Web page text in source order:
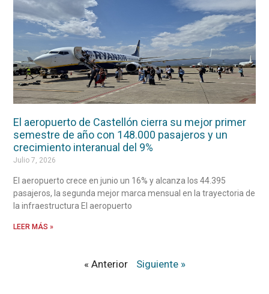
El aeropuerto de Castellón cierra su mejor primer
semestre de año con 148.000 pasajeros y un
crecimiento interanual del 9%
Julio 7, 2026
El aeropuerto crece en junio un 16% y alcanza los 44.395
pasajeros, la segunda mejor marca mensual en la trayectoria de
la infraestructura El aeropuerto
LEER MÁS »
« Anterior Siguiente »